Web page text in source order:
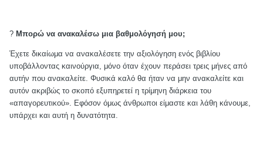
? Μπορώ να ανακαλέσω μια βαθμολόγησή μου;
Έχετε δικαίωμα να ανακαλέσετε την αξιολόγηση ενός βιβλίου
υποβάλλοντας καινούργια, μόνο όταν έχουν περάσει τρεις μήνες από
αυτήν που ανακαλείτε. Φυσικά καλό θα ήταν να μην ανακαλείτε και
αυτόν ακριβώς το σκοπό εξυπηρετεί η τρίμηνη διάρκεια του
«απαγορευτικού». Εφόσον όμως άνθρωποι είμαστε και λάθη κάνουμε,
υπάρχει και αυτή η δυνατότητα.